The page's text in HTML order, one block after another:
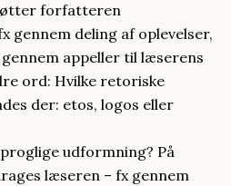
forfatteren
gennem deling af oplevelser,
appeller til læserens
ord: Hvilke retoriske
der: etos, logos eller
udformning? På
læseren – fx gennem